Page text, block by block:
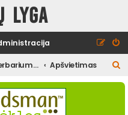
lyga
Herbariumas Apšvietimas
e